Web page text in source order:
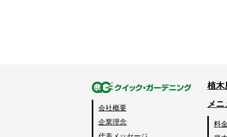
会社概要
企業理念
植木
メニ
料